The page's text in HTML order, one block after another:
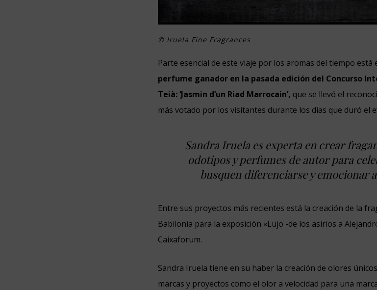
© Iruela Fine Fragrances
Parte esencial de este viaje por los aromas del tiempo está
perfume ganador en la pasada edición del Concurso
Teià: ‘Jasmin d’un Riad Marrocain’, que se llevó el
más votado por los visitantes durante los días que duró el
Sandra Iruela es experta en crear
odotipos y perfumes de autor para
busquen diferenciarse y emocionar
Entre sus proyectos más recientes está la creación de la
Babilonia para la exposición «Lujo -de los asirios a
Caixaforum.
Sandra Iruela tiene en su haber la creación de olores
marcas y proyectos como el olor a velocidad para una